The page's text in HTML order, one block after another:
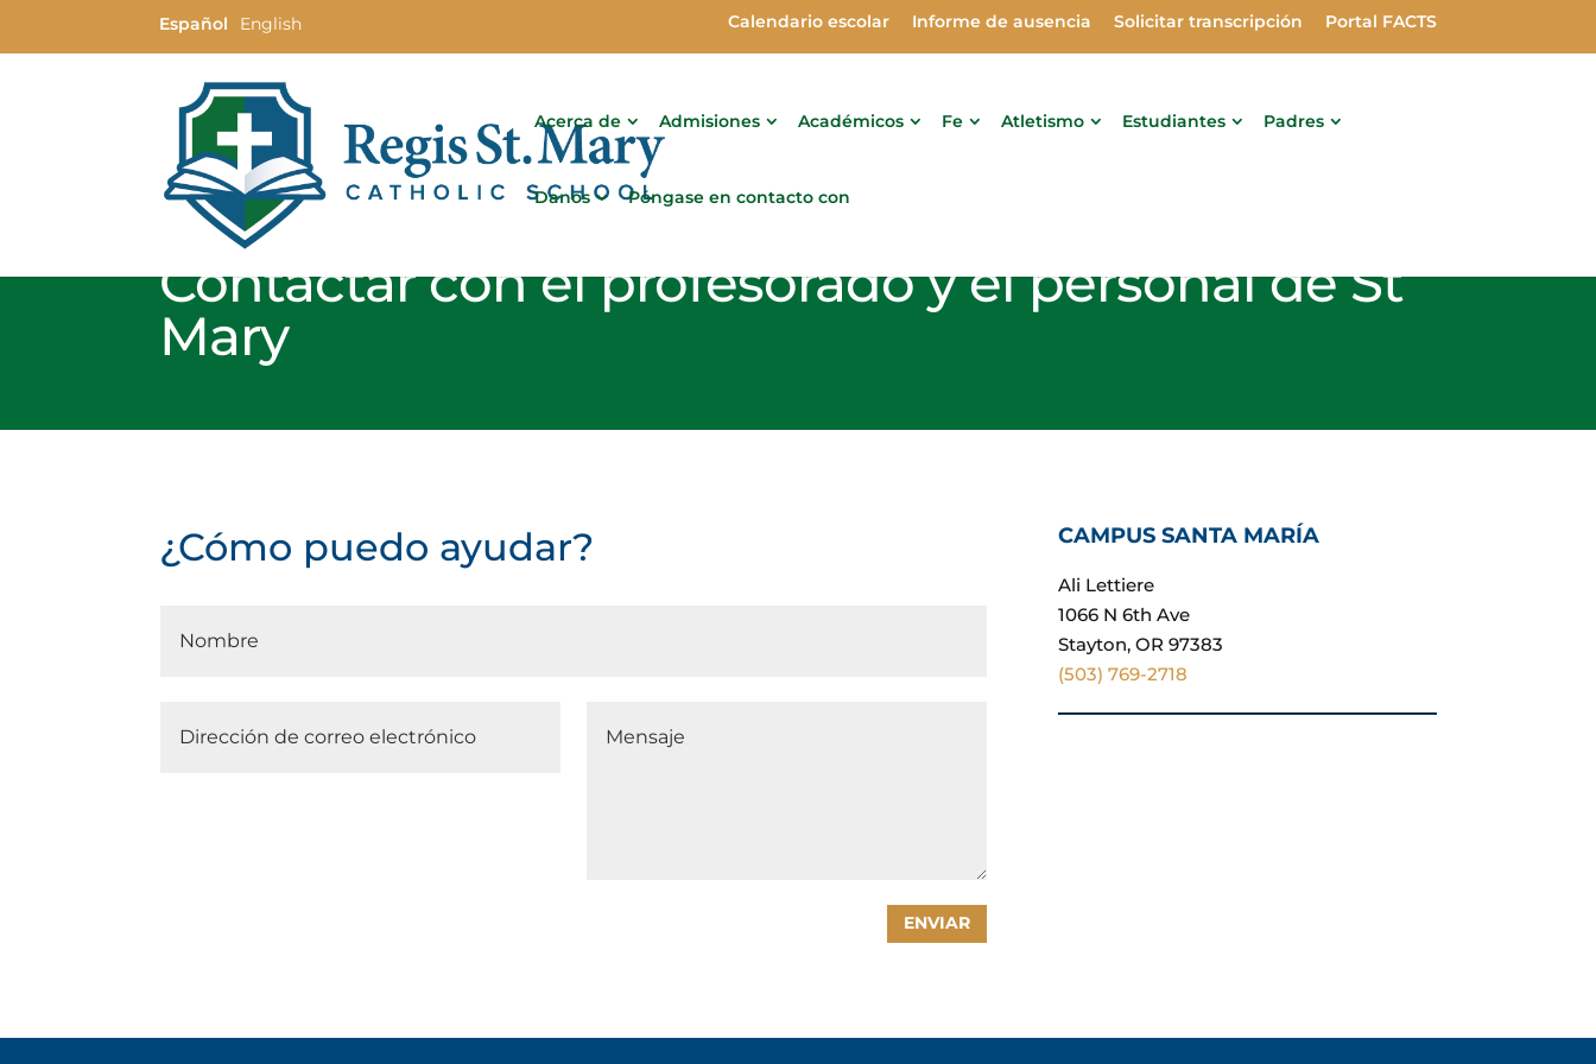
Español English Calendario escolar Informe de ausencia Solicitar transcripción Portal FACTS
Acerca de Admisiones Académicos Fe Atletismo Estudiantes Padres
Danos Póngase en contacto con
Contactar con el profesorado y el personal de St
Mary
¿Cómo puedo ayudar?
ENVIAR
CAMPUS SANTA MARÍA
Ali Lettiere
1066 N 6th Ave
Stayton, OR 97383
(503) 769-2718